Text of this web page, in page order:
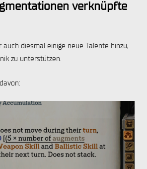
verknüpfte
diesmal einige neue Talente hinzu,
zu unterstützen.